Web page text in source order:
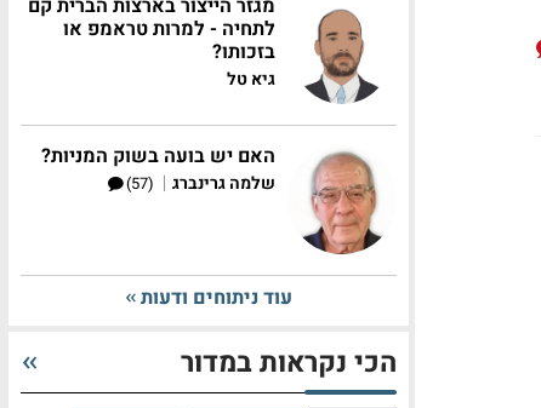
מגזר הייצור בארצות הברית קם
לתחיה - למרות טראמפ או
בזכותו?
גיא טל
האם יש בועה בשוק המניות?
שלמה גרינברג |
(57)
עוד ניתוחים ודעות
הכי נקראות במדור